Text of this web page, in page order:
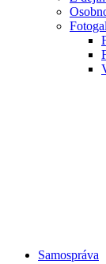
Samospráva